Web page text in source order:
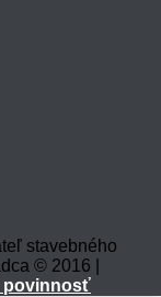
stavebného
© 2016 |
povinnosť